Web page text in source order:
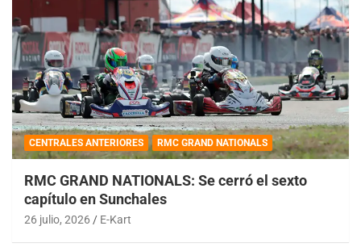
CENTRALES ANTERIORES RMC GRAND NATIONALS
RMC GRAND NATIONALS: Se cerró el sexto
capítulo en Sunchales
26 julio, 2026 E-Kart